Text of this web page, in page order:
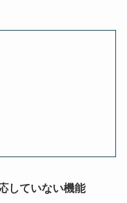
していない機能